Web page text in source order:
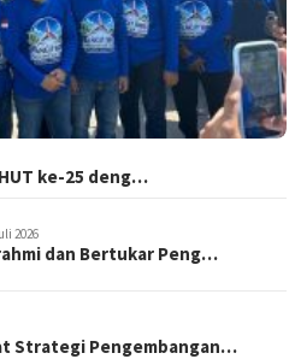
ke-25 deng…
2026
dan Bertukar Peng…
Strategi Pengembangan…